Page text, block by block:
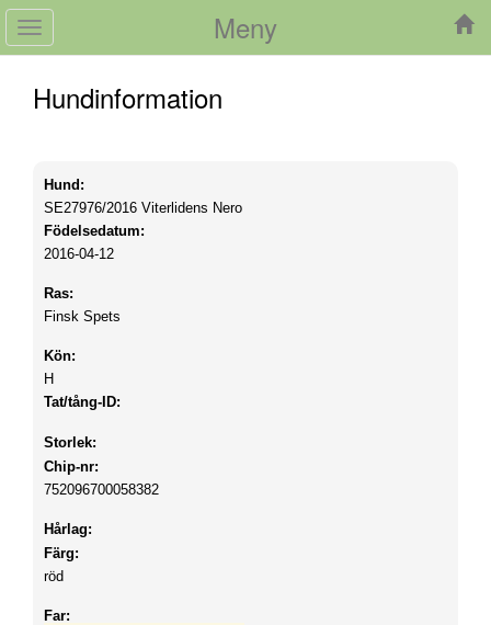
Meny
Toggle
navigation
Hundinformation
Hund:
SE27976/2016 Viterlidens Nero
Födelsedatum:
2016-04-12
Ras:
Finsk Spets
Kön:
H
Tat/tång-ID:
Storlek:
Chip-nr:
752096700058382
Hårlag:
Färg:
röd
Far: